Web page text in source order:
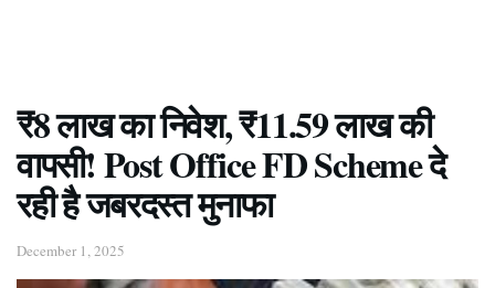
₹8 लाख का निवेश, ₹11.59 लाख की
वापसी! Post Office FD Scheme दे
रही है जबरदस्त मुनाफा
December 1, 2025